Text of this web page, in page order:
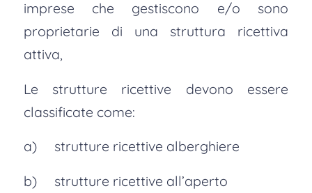
imprese che gestiscono e/o sono
proprietarie di una struttura ricettiva
attiva,
Le strutture ricettive devono essere
classificate come:
a) strutture ricettive alberghiere
b) strutture ricettive all’aperto